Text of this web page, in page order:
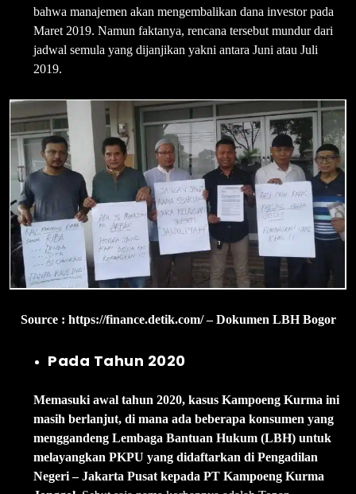
bahwa manajemen akan mengembalikan dana investor pada
Maret 2019. Namun faktanya, rencana tersebut mundur dari
jadwal semula yang dijanjikan yakni antara Juni atau Juli
2019.
Source : https://finance.detik.com/ – Dokumen LBH Bogor
Pada Tahun 2020
Memasuki awal tahun 2020, kasus Kampoeng Kurma ini
masih berlanjut, di mana ada beberapa konsumen yang
menggandeng Lembaga Bantuan Hukum (LBH) untuk
melayangkan PKPU yang didaftarkan di Pengadilan
Negeri – Jakarta Pusat kepada PT Kampoeng Kurma